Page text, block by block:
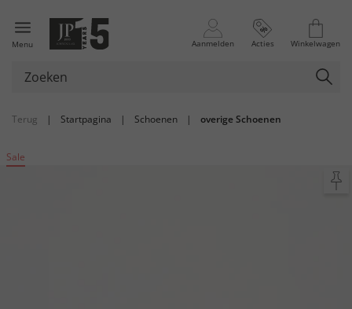
Menu Aanmelden Acties Winkelwagen
Terug | Startpagina | Schoenen | overige Schoenen
Sale